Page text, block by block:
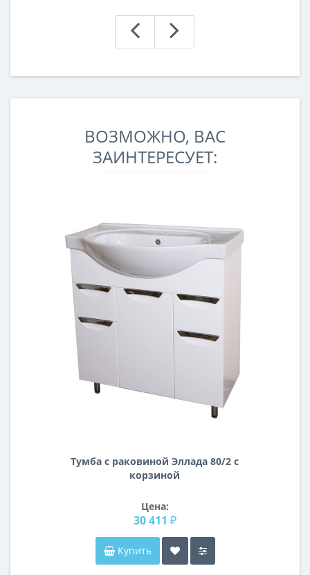
ВОЗМОЖНО, ВАС
ЗАИНТЕРЕСУЕТ:
Тумба с раковиной Эллада 80/2 с
корзиной
Цена:
30 411 ₽
Купить